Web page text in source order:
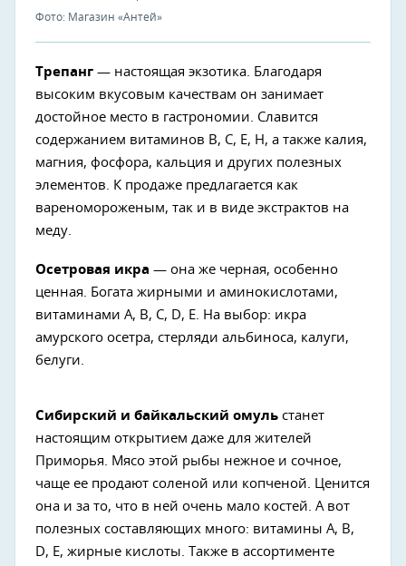
Фото: Магазин «Антей»
Трепанг — настоящая экзотика. Благодаря
высоким вкусовым качествам он занимает
достойное место в гастрономии. Славится
содержанием витаминов В, С, Е, Н, а также калия,
магния, фосфора, кальция и других полезных
элементов. К продаже предлагается как
вареномороженым, так и в виде экстрактов на
меду.
Осетровая икра — она же черная, особенно
ценная. Богата жирными и аминокислотами,
витаминами А, В, С, D, Е. На выбор: икра
амурского осетра, стерляди альбиноса, калуги,
белуги.
Сибирский и байкальский омуль станет
настоящим открытием даже для жителей
Приморья. Мясо этой рыбы нежное и сочное,
чаще ее продают соленой или копченой. Ценится
она и за то, что в ней очень мало костей. А вот
полезных составляющих много: витамины А, В,
D, Е, жирные кислоты. Также в ассортименте